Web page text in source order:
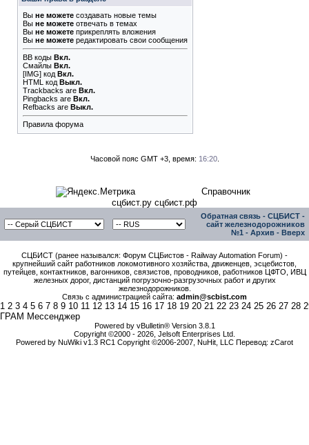
Вы не можете создавать новые темы
Вы не можете отвечать в темах
Вы не можете прикреплять вложения
Вы не можете редактировать свои сообщения
BB коды Вкл.
Смайлы Вкл.
[IMG] код Вкл.
HTML код Выкл.
Trackbacks are Вкл.
Pingbacks are Вкл.
Refbacks are Выкл.
Правила форума
Часовой пояс GMT +3, время: 16:20.
Справочник
сцбист.ру сцбист.рф
Обратная связь - СЦБИСТ -
сайт железнодорожников
№1 - Архив - Вверх
СЦБИСТ (ранее назывался: Форум СЦБистов - Railway Automation Forum) -
крупнейший сайт работников локомотивного хозяйства, движенцев, эсцебистов,
путейцев, контактников, вагонников, связистов, проводников, работников ЦФТО, ИВЦ
железных дорог, дистанций погрузочно-разгрузочных работ и других
железнодорожников.
Связь с администрацией сайта: admin@scbist.com
1 2 3 4 5 6 7 8 9 10 11 12 13 14 15 16 17 18 19 20 21 22 23 24 25 26 27 28
ГРАМ Мессенджер
Powered by vBulletin® Version 3.8.1
Copyright ©2000 - 2026, Jelsoft Enterprises Ltd.
Powered by NuWiki v1.3 RC1 Copyright ©2006-2007, NuHit, LLC Перевод: zCarot